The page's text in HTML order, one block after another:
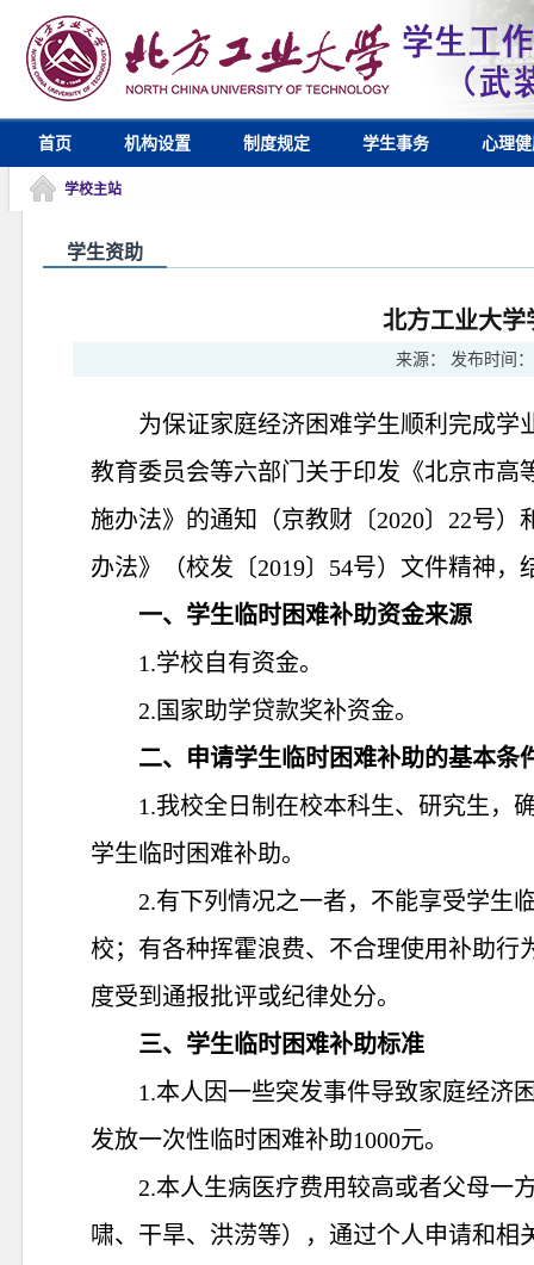
首页 机构设置 制度规定 学生事务 心理
学校主站
学生资助
北方工业大学
来源： 发布时间：
为保证家庭经济困难学生顺利完成学
教育委员会等六部门关于印发《北京市
施办法》的通知（京教财〔2020〕22号
办法》（校发〔2019〕54号）文件精神
一、 学生临时困难补助资金来源
1.学校自有资金。
2.国家助学贷款奖补资金。
二、申请学生临时困难补助的基本条
1.我校全日制在校本科生、研究生，
学生临时困难补助。
2.有下列情况之一者，不能享受学生
校；有各种挥霍浪费、不合理使用补助
度受到通报批评或纪律处分。
三、学生临时困难补助标准
1.本人因一些突发事件导致家庭经济
发放一次性临时困难补助1000元。
2.本人生病医疗费用较高或者父母一
啸、干旱、洪涝等），通过个人申请和